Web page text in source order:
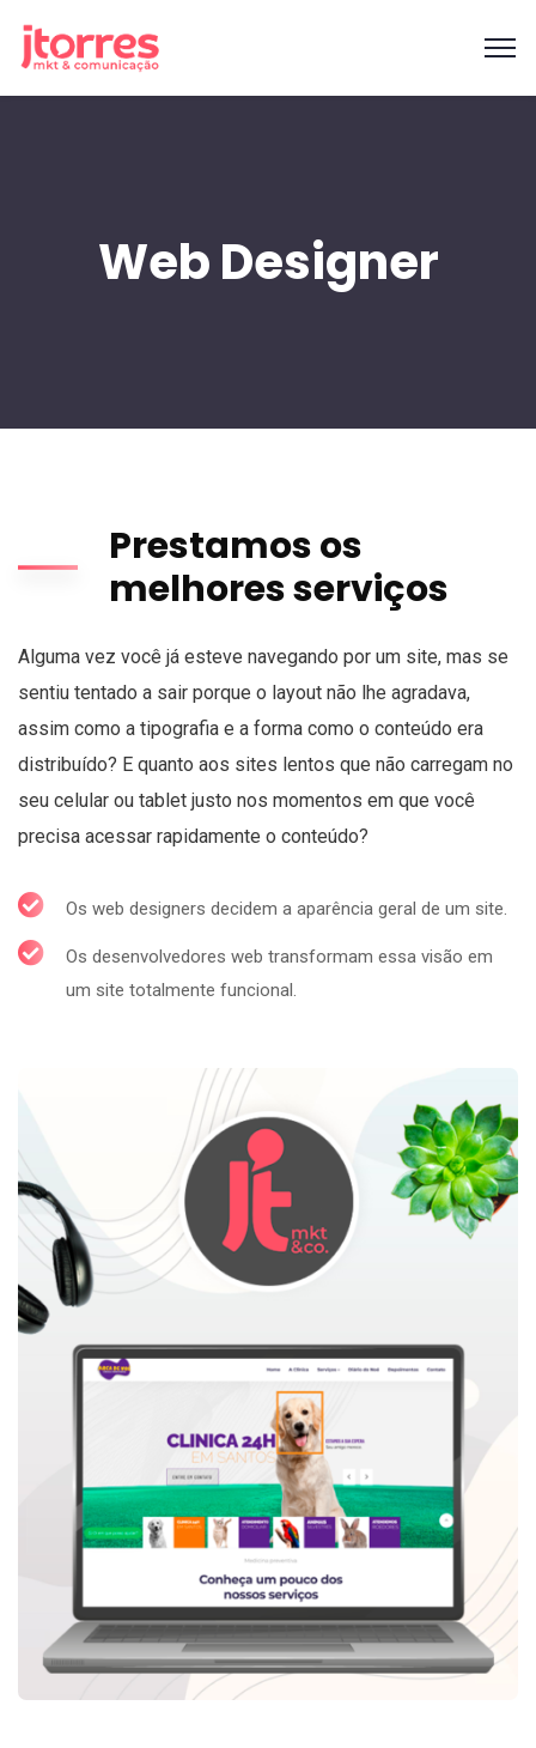
Web Designer
Prestamos os
melhores serviços
Alguma vez você já esteve navegando por um site, mas se
sentiu tentado a sair porque o layout não lhe agradava,
assim como a tipografia e a forma como o conteúdo era
distribuído? E quanto aos sites lentos que não carregam no
seu celular ou tablet justo nos momentos em que você
precisa acessar rapidamente o conteúdo?
Os web designers decidem a aparência geral de um site.
Os desenvolvedores web transformam essa visão em
um site totalmente funcional.